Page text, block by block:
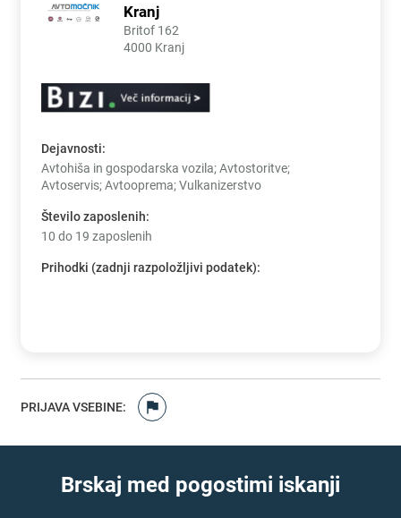
Kranj
Britof 162
4000 Kranj
Dejavnosti:
Avtohiša in gospodarska vozila; Avtostoritve;
Avtoservis; Avtooprema; Vulkanizerstvo
Število zaposlenih:
10 do 19 zaposlenih
Prihodki (zadnji razpoložljivi podatek):
PRIJAVA VSEBINE:
Brskaj med pogostimi iskanji